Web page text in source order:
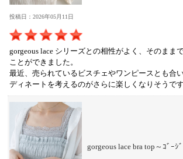
投稿日：2026年05月11日
gorgeous lace シリーズとの相性がよく、そのまま
ことができました。
最近、売られているビスチェやワンピースとも合
ディネートを考えるのがさらに楽しくなりそうです
gorgeous lace bra top～ｺﾞｰｼ